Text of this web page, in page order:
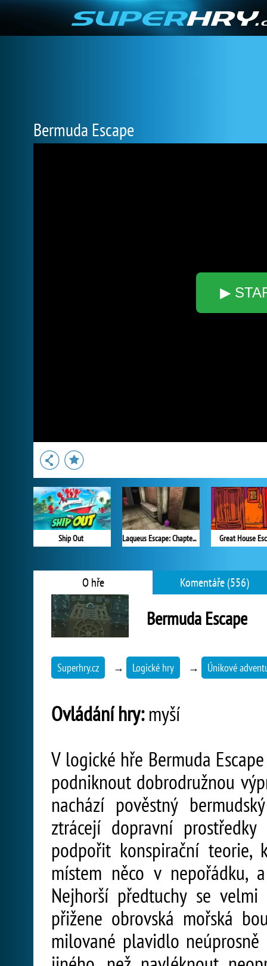
Bermuda Escape
▶
Ship Out Laqueus Escape: Chapter 2 Great House
O hře Komentáře (556)
Bermuda Escape
Superhry.cz → Logické hry → Únikové
Ovládání hry:myší
V logické hře Bermuda
podniknout dobrodružnou
nachází pověstný
ztrácejí dopravní
podpořit konspirační
místem něco v nepořádku,
Nejhorší předtuchy se
přižene obrovská mořská
milované plavidlo